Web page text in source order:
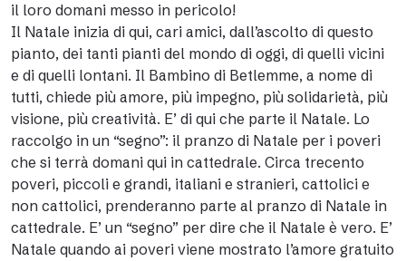
il loro domani messo in pericolo!
Il Natale inizia di qui, cari amici, dall’ascolto di questo
pianto, dei tanti pianti del mondo di oggi, di quelli vicini
e di quelli lontani. Il Bambino di Betlemme, a nome di
tutti, chiede più amore, più impegno, più solidarietà, più
visione, più creatività. E’ di qui che parte il Natale. Lo
raccolgo in un “segno”: il pranzo di Natale per i poveri
che si terrà domani qui in cattedrale. Circa trecento
poveri, piccoli e grandi, italiani e stranieri, cattolici e
non cattolici, prenderanno parte al pranzo di Natale in
cattedrale. E’ un “segno” per dire che il Natale è vero. E’
Natale quando ai poveri viene mostrato l’amore gratuito